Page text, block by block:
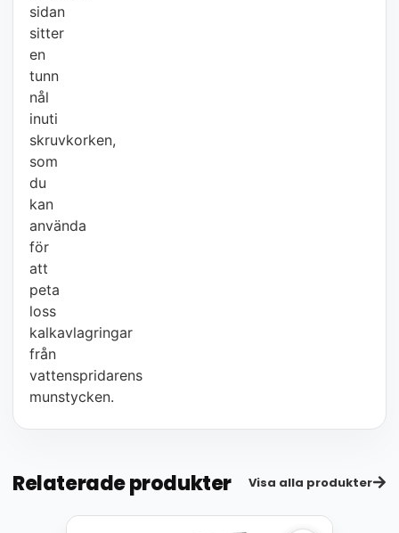
sidan
sitter
en
tunn
nål
inuti
skruvkorken,
som
du
kan
använda
för
att
peta
loss
kalkavlagringar
från
vattenspridarens
munstycken.
Relaterade produkter Visa alla produkter